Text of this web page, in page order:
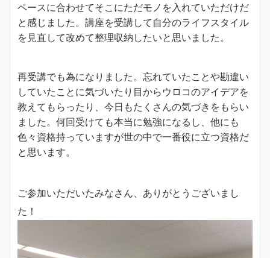
ペースに合わせてそこにただモノを入れていただけだ
と感じました。講座を受講して自分のライフスタイル
を見直して改めて整理収納したいと思いました。
再受講でも為になりました。忘れていたことや勘違い
していたことに気づいたり目からウロコのアイデアを
教えてもらったり、今日もたくさんの気づきをもらい
ました。何回受けても本当に勉強になるし、他にも
色々資格持っていますが世の中で一番役に立つ資格だ
と思います。
ご参加いただいたみなさん、ありがとうございまし
た！